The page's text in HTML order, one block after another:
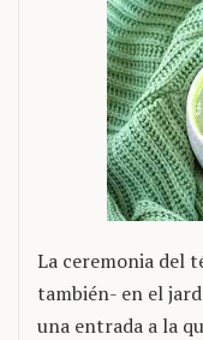
La ceremonia del
también- en el
una entrada a la